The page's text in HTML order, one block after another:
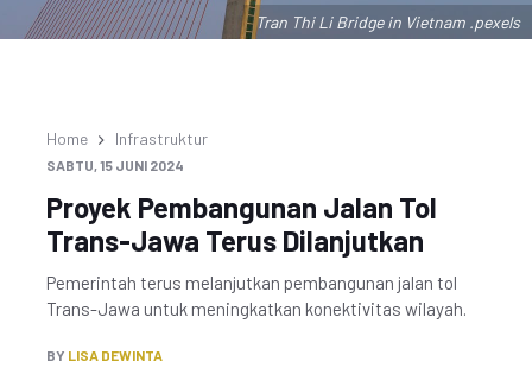
Tran Thi Li Bridge in Vietnam .pexels
Home Infrastruktur
SABTU, 15 JUNI 2024
Proyek Pembangunan Jalan Tol
Trans-Jawa Terus Dilanjutkan
Pemerintah terus melanjutkan pembangunan jalan tol
Trans-Jawa untuk meningkatkan konektivitas wilayah.
BY LISA DEWINTA